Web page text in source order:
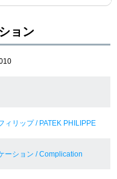
ョン
ィリップ / PATEK PHILIPPE
ーション / Complication